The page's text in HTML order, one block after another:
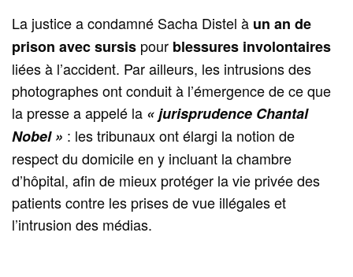
La justice a condamné Sacha Distel à un an de
prison avec sursis pour blessures involontaires
liées à l’accident. Par ailleurs, les intrusions des
photographes ont conduit à l’émergence de ce que
la presse a appelé la « jurisprudence Chantal
Nobel » : les tribunaux ont élargi la notion de
respect du domicile en y incluant la chambre
d’hôpital, afin de mieux protéger la vie privée des
patients contre les prises de vue illégales et
l’intrusion des médias.